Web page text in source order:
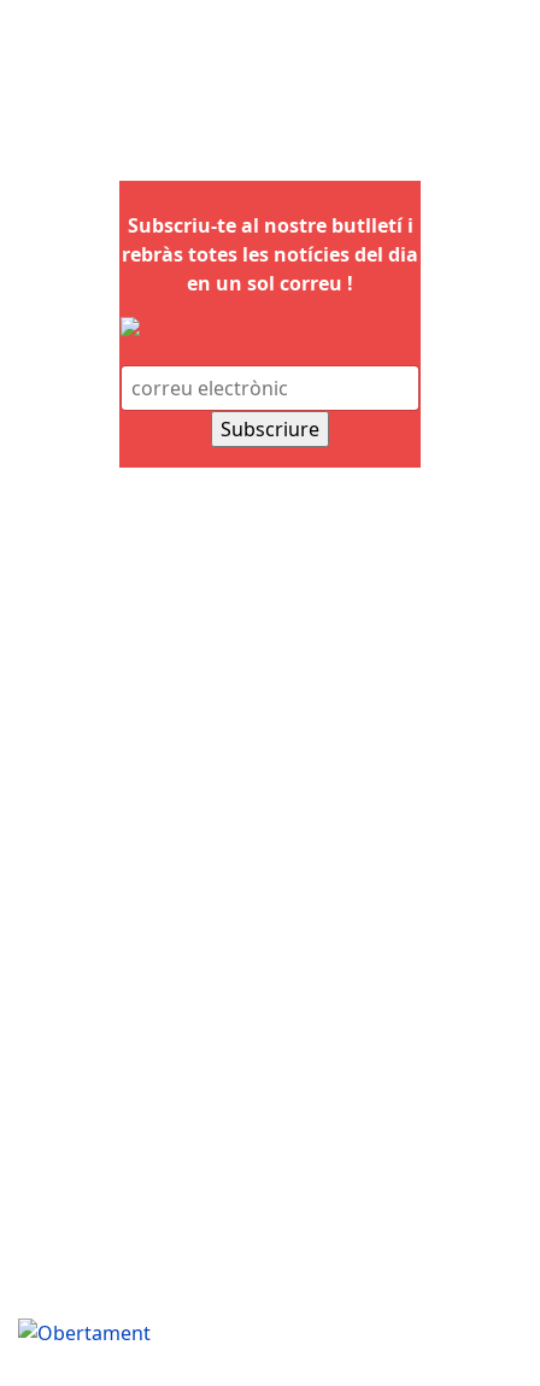
Subscriu-te al nostre butlletí i
rebràs totes les notícies del dia
en un sol correu !